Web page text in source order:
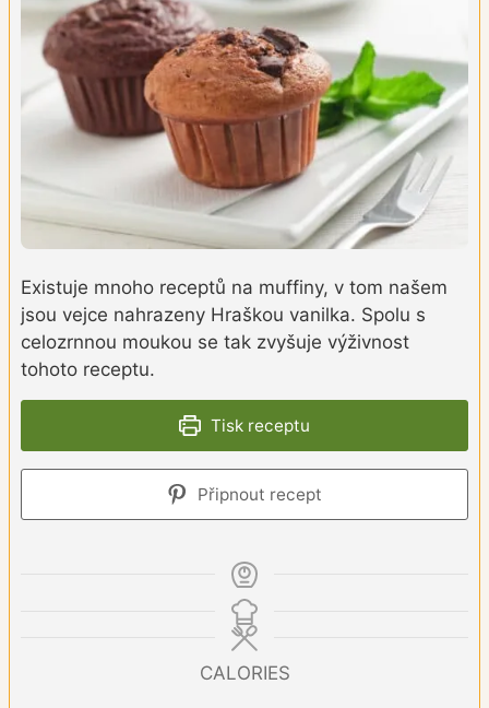
Existuje mnoho receptů na muffiny, v tom našem
jsou vejce nahrazeny Hraškou vanilka. Spolu s
celozrnnou moukou se tak zvyšuje výživnost
tohoto receptu.
Tisk receptu
Připnout recept
CALORIES